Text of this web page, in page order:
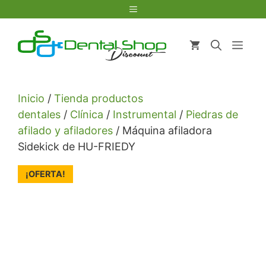
contenido
Menú
Inicio / Tienda productos
dentales / Clínica / Instrumental / Piedras de
afilado y afiladores / Máquina afiladora
Sidekick de HU-FRIEDY
¡OFERTA!